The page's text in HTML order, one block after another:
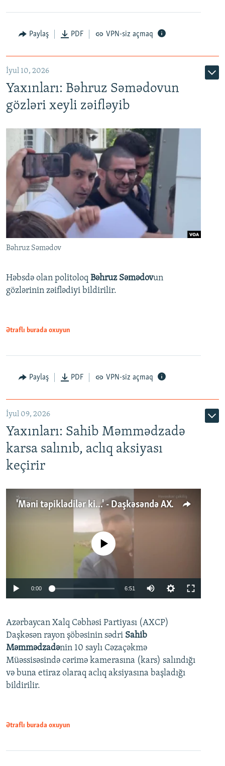
Paylaş PDF VPN-siz açmaq
İyul 10, 2026
Yaxınları: Bəhruz Səmədovun
gözləri xeyli zəifləyib
Bəhruz Səmədov
Həbsdə olan politoloq Bəhruz Səmədovun
gözlərinin zəiflədiyi bildirilir.
Ətraflı burada oxuyun
Paylaş PDF VPN-siz açmaq
İyul 09, 2026
Yaxınları: Sahib Məmmədzadə
karsa salınıb, aclıq aksiyası
keçirir
'Məni təpiklədilər ki...' - Daşkəsəndə AXCP fəalının yaxınları onun həbsinə etiraz edirlər
Auto 240p 360p
720p 1080p
No media source currently available
0:00 6:51
360p
720p
1080p
Azərbaycan Xalq Cəbhəsi Partiyası (AXCP)
Daşkəsən rayon şöbəsinin sədri Sahib
Məmmədzadənin 10 saylı Cəzaçəkmə
Müəssisəsində cərimə kamerasına (kars) salındığı
və buna etiraz olaraq aclıq aksiyasına başladığı
bildirilir.
Ətraflı burada oxuyun